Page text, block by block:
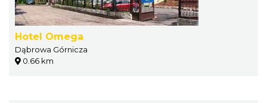
Hotel Omega
Dąbrowa Górnicza
0.66 km